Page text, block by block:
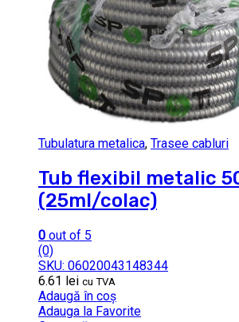
Tubulatura metalica, Trasee cabluri
Tub flexibil metalic
(25ml/colac)
0 out of 5
(0)
SKU: 06020043148344
6.61 lei cu TVA
Adaugă în coș
Adauga la Favorite